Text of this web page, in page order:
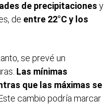
de precipitaciones y
de entre 22°C y los
se prevé un
Las mínimas
que las máximas se
Este cambio podría marcar